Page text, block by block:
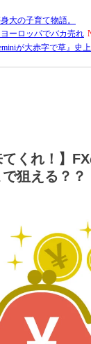
てくれ！】
狙える？？